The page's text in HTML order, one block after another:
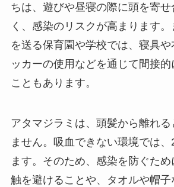
ちは、遊びや昼寝の際に頭を寄せ
く、感染のリスクが高まります
を送る保育園や学校では、寝具や
ッカーの使用などを通じて間接
こともあります。​
アタマジラミは、頭髪から離れる
ません。​吸血できない環境では
ます。​そのため、感染を防ぐた
触を避けることや、タオルや帽